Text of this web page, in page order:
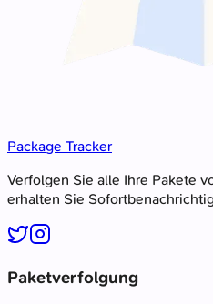
Package Tracker
Verfolgen Sie alle Ihre Pakete
erhalten Sie
Paketverfolgung